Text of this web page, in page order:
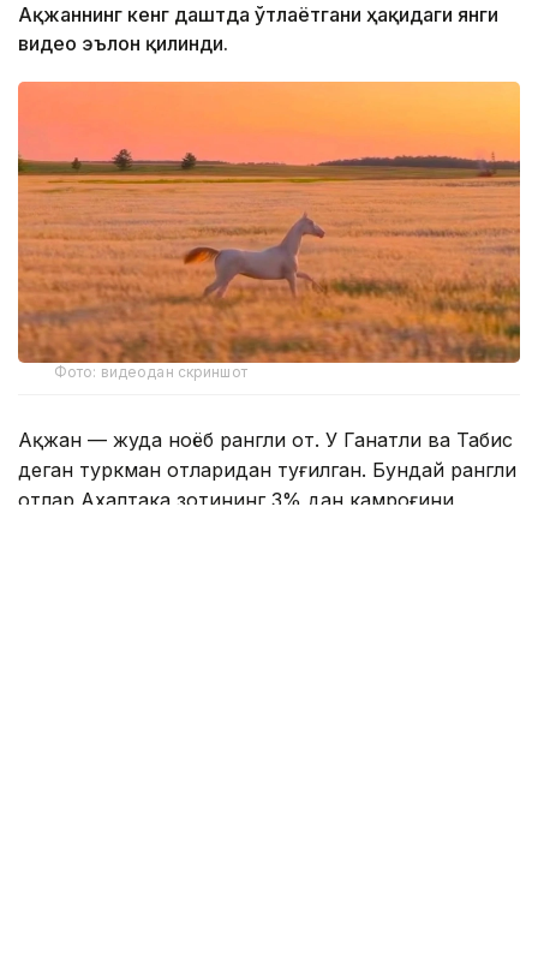
Ақжаннинг кенг даштда ўтлаётгани ҳақидаги янги
видео эълон қилинди.
Фото: видеодан скриншот
Ақжан — жуда ноёб рангли от. У Ганатли ва Табис
деган туркман отларидан туғилган. Бундай рангли
отлар Ахалтака зотининг 3% дан камроғини